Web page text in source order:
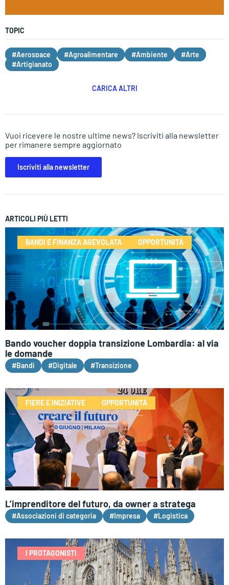
TOPIC
#Aerospace #Agroalimentare #Ambiente
#Arte
#Artigianato
CARICA ALTRI
Vuoi ricevere le nostre ultime news? Iscriviti alla newsletter
per rimanere sempre aggiornato
Iscriviti alla newsletter
ARTICOLI PIÙ LETTI
BANDI E FINANZA AGEVOLATA OPPORTUNITÀ
Bando voucher doppia transizione Lombardia: al via
le domande
#Bandi #Digitale #Transizione
FIERE E INIZIATIVE OPPORTUNITÀ
L’imprenditore del futuro, da owner a stratega
#Associazioni di categoria #Impresa #Logistica
I PROTAGONISTI